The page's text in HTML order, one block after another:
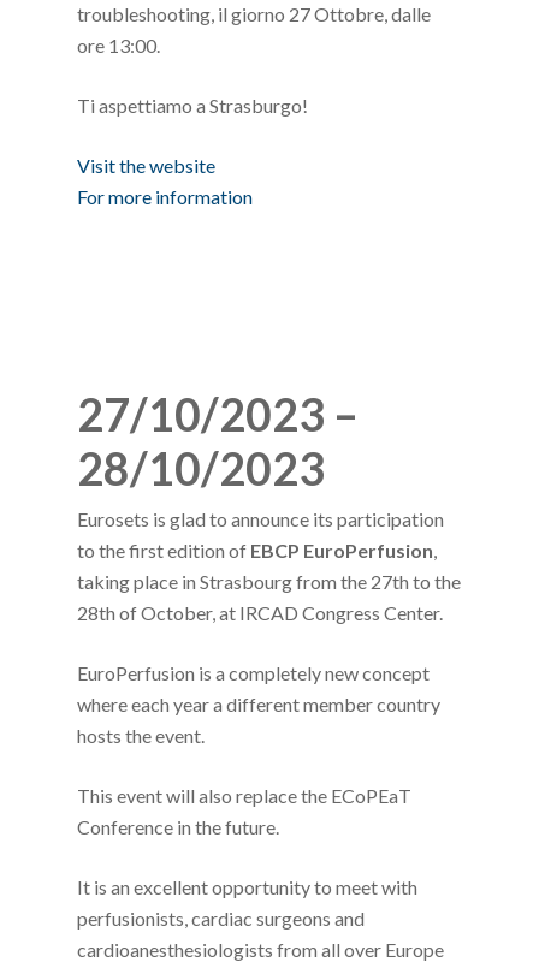
troubleshooting, il giorno 27 Ottobre, dalle
ore 13:00.
Ti aspettiamo a Strasburgo!
Visit the website
For more information
27/10/2023 –
28/10/2023
Eurosets is glad to announce its participation
to the first edition of EBCP EuroPerfusion,
taking place in Strasbourg from the 27th to the
28th of October, at IRCAD Congress Center.
EuroPerfusion is a completely new concept
where each year a different member country
hosts the event.
This event will also replace the ECoPEaT
Conference in the future.
It is an excellent opportunity to meet with
perfusionists, cardiac surgeons and
cardioanesthesiologists from all over Europe